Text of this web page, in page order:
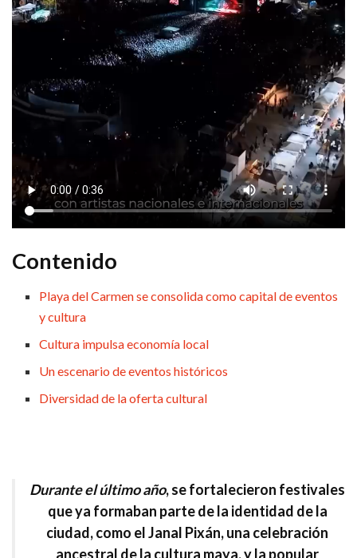
Contenido
Playa del Carmen se consolida como capital de eventos
y cultura
Cultura impulsa economía local
Un escenario de eventos históricos
Diversidad de la oferta cultural
Durante el último año, sefortalecieron festivales
que ya formaban parte de la identidad de la
ciudad, como elJanal Pixán,una celebración
ancestral de la cultura maya, y la popular